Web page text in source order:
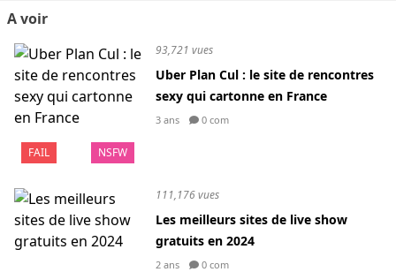
A voir
FAIL NSFW
93,721 vues
Uber Plan Cul : le site de rencontres
sexy qui cartonne en France
3 ans 0 com
111,176 vues
Les meilleurs sites de live show
gratuits en 2024
2 ans 0 com